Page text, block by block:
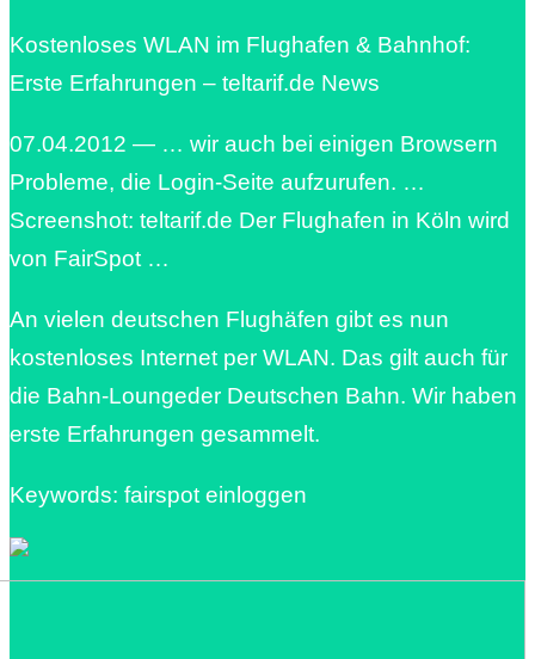
Kostenloses WLAN im Flughafen & Bahnhof:
Erste Erfahrungen – teltarif.de News
07.04.2012 — … wir auch bei einigen Browsern
Probleme, die Login-Seite aufzurufen. …
Screenshot: teltarif.de Der Flughafen in Köln wird
von FairSpot …
An vielen deutschen Flughäfen gibt es nun
kostenloses Internet per WLAN. Das gilt auch für
die Bahn-Loungeder Deutschen Bahn. Wir haben
erste Erfahrungen gesammelt.
Keywords: fairspot einloggen